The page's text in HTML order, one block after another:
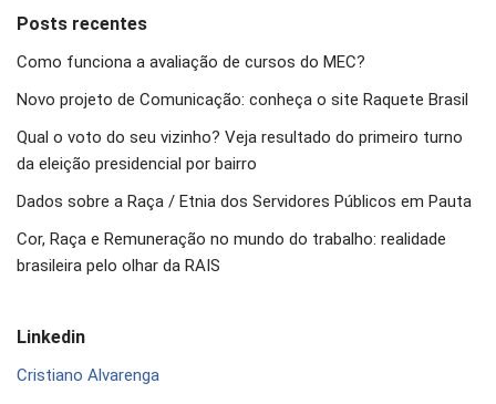
Posts recentes
Como funciona a avaliação de cursos do MEC?
Novo projeto de Comunicação: conheça o site Raquete Brasil
Qual o voto do seu vizinho? Veja resultado do primeiro turno
da eleição presidencial por bairro
Dados sobre a Raça / Etnia dos Servidores Públicos em Pauta
Cor, Raça e Remuneração no mundo do trabalho: realidade
brasileira pelo olhar da RAIS
Linkedin
Cristiano Alvarenga